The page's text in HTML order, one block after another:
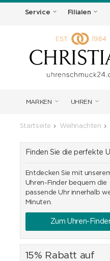
Service Filialen
MARKEN UHREN
Startseite Weihnachten
Finden Sie die perfekte
Entdecken Sie mit
Uhren-Finder bequem die
passende Uhr innerhalb
Minuten.
Zum Uhren-
15% Rabatt auf